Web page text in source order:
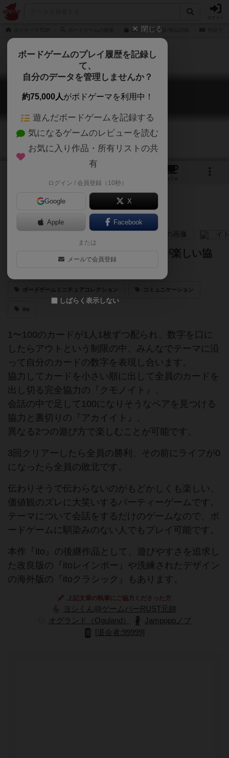
ito (イト)の通販/商品詳細
イト
ito
カフェ
価値観のズレに大笑い！？ 会話が楽しい協
力パーティゲーム
ボードゲームミニチュアコレクション コミュニケーション
ito
1〜100のカードが1人1枚ずつ配られ、数字を口に
したらアウトという制限の中、みんなでテーマに沿
って自分のカードの数字を表現し合います。
協力してカードを小さい順に出して全員のカードを
出し切る完全協力の『クモノイト』、
会話の中で足して100になりそうなペアを見つける
協力と裏切りの『アカイイト』、
異なる2つの遊び方で楽しむことが可能です。
3回クリアーしたら全員の勝利、その前にライフが0
になったら全員の敗北です。
伝わりそうで伝わらないのがもどかしくも楽しい、
価値観のズレに大笑いするパーティーゲームです。
テーマについて会話をするだけのゲームなので、ボ
ードゲームに馴染みのない人でもプレイ可能です。
本作『ito』の後継作品として、遊びやすさを追求し
た改良版の『itoレインボー』や洗練されたデザイン
の海外版の『itoクラシック』もあります。
上記文章の執筆にご協力くださった方
ヨシくん@ゲームバーRUST元帥
オグランド（Oguland）
Jampopoノブ
[退会者:99999]
閉じる
ボードゲームのプレイ履歴を記録し
て、
自分のデータを管理しませんか？
約75,000人がボドゲーマを利用中！
遊んだボードゲームを記録する
気になるゲームのレビューを読む
お気に入り作品・所有リストの共
有
ログイン / 会員登録（10秒）
Google X
Apple Facebook
または
メールで会員登録
しばらく表示しない